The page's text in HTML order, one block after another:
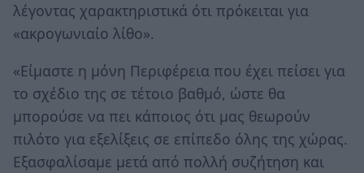
λέγοντας χαρακτηριστικά ότι πρόκειται για
«ακρογωνιαίο λίθο».
«Είμαστε η μόνη Περιφέρεια που έχει πείσει για
το σχέδιο της σε τέτοιο βαθμό, ώστε θα
μπορούσε να πει κάποιος ότι μας θεωρούν
πιλότο για εξελίξεις σε επίπεδο όλης της χώρας.
Εξασφαλίσαμε μετά από πολλή συζήτηση και